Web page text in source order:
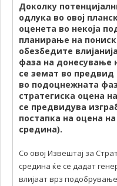
Доколку
одлука во овој
оценета во некоја
планирање на
обезбедите
фаза на донесување
се земат во
во подоцнежната
стратегиска оцена
се предвидува
постапка на оцена
средина).
Со овој Извештај за
средина ќе се дадат
влијаат врз